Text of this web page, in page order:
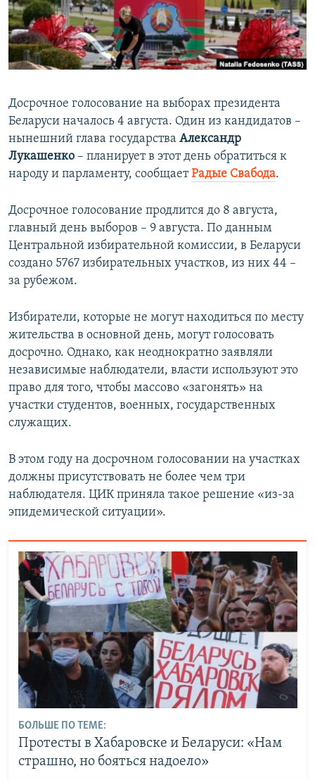
ПОБЕДИТЕЛЕЙ НЕ СУДЯТ?
КРЫМ.НЕПОКОРЕННЫЙ
ELIFBE
ПРИСОЕДИНЯЙТЕСЬ!
Все сайты RFE/RL
Досрочное голосование на выборах президента
Беларуси началось 4 августа. Один из кандидатов –
нынешний глава государства Александр
Лукашенко – планирует в этот день обратиться к
народу и парламенту, сообщаетРадые Свабода.
Досрочное голосование продлится до 8 августа,
главный день выборов – 9 августа. По данным
Центральной избирательной комиссии, в Беларуси
создано 5767 избирательных участков, из них 44 –
за рубежом.
Избиратели, которые не могут находиться по месту
жительства в основной день, могут голосовать
досрочно. Однако, как неоднократно заявляли
независимые наблюдатели, власти используют это
право для того, чтобы массово «загонять» на
участки студентов, военных, государственных
служащих.
В этом году на досрочном голосовании на участках
должны присутствовать не более чем три
наблюдателя. ЦИК приняла такое решение «из-за
эпидемической ситуации».
БОЛЬШЕ ПО ТЕМЕ:
Протесты в Хабаровске и Беларуси: «Нам
страшно, но бояться надоело»